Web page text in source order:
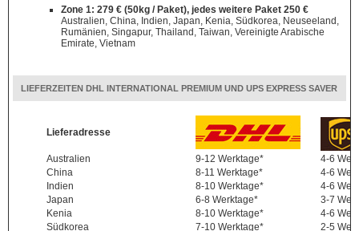
Zone 1: 279 € (50kg / Paket), jedes weitere Paket 250 €
Australien, China, Indien, Japan, Kenia, Südkorea, Neuseeland,
Rumänien, Singapur, Thailand, Taiwan, Vereinigte Arabische
Emirate, Vietnam
LIEFERZEITEN DHL INTERNATIONAL PREMIUM UND UPS EXPRESS SAVER
Lieferadresse
Australien 9-12 Werktage*
4-6
China
8-11 Werktage*
4-6
Indien
8-10 Werktage*
4-6
Japan
6-8 Werktage*
3-7
Kenia
8-10 Werktage*
4-6
Südkorea
7-10 Werktage*
2-5